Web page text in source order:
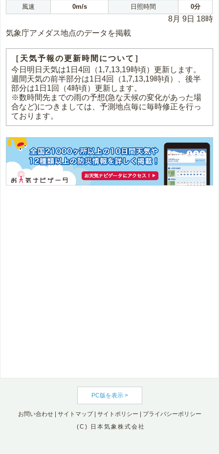
風速
0m/s 日照時間 0分
8月 9日 18時
気象庁アメダス地点のデータを掲載
［天気予報の更新時間について］
今日明日天気は1日4回（1,7,13,19時頃）更新します。
週間天気の前半部分は1日4回（1,7,13,19時頃）、後半
部分は1日1回（4時頃）更新します。
※数時間先までの雨の予想(急な天候の変化があった場
合など)につきましては、予測地点毎に毎時修正を行っ
ております。
PC版を表示 >
お問い合わせ| サイトマップ| サイトポリシー
プライバシーポリシー
(C) 日本気象株式会社